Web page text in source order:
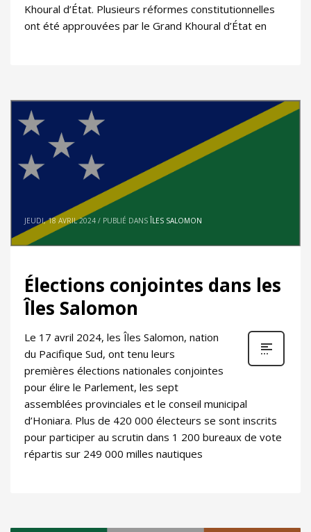
Khoural d’État. Plusieurs réformes constitutionnelles
ont été approuvées par le Grand Khoural d’État en
JEUDI, 18 AVRIL 2024 / PUBLIÉ DANS ÎLES SALOMON
Élections conjointes dans les
Îles Salomon
Le 17 avril 2024, les Îles Salomon, nation
du Pacifique Sud, ont tenu leurs
premières élections nationales conjointes
pour élire le Parlement, les sept
assemblées provinciales et le conseil municipal
d’Honiara. Plus de 420 000 électeurs se sont inscrits
pour participer au scrutin dans 1 200 bureaux de vote
répartis sur 249 000 milles nautiques